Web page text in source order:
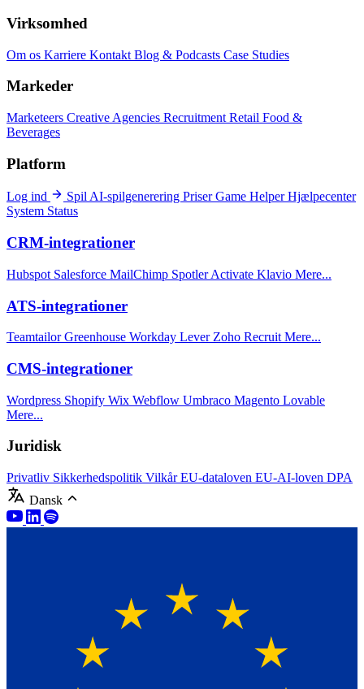
Virksomhed
Om os Karriere Kontakt Blog & Podcasts Case Studies
Markeder
Marketeers Creative Agencies Recruitment Retail Food &
Beverages
Platform
Log ind SpilAI-spilgenerering PriserGame HelperHjælpecenter
System Status
CRM-integrationer
Hubspot Salesforce MailChimp Spotler Activate Klavio Mere...
ATS-integrationer
TeamtailorGreenhouse Workday Lever Zoho Recruit Mere...
CMS-integrationer
Wordpress Shopify Wix Webflow Umbraco Magento Lovable
Mere...
Juridisk
Privatliv Sikkerhedspolitik VilkårEU-dataloven EU-AI-loven DPA
Dansk